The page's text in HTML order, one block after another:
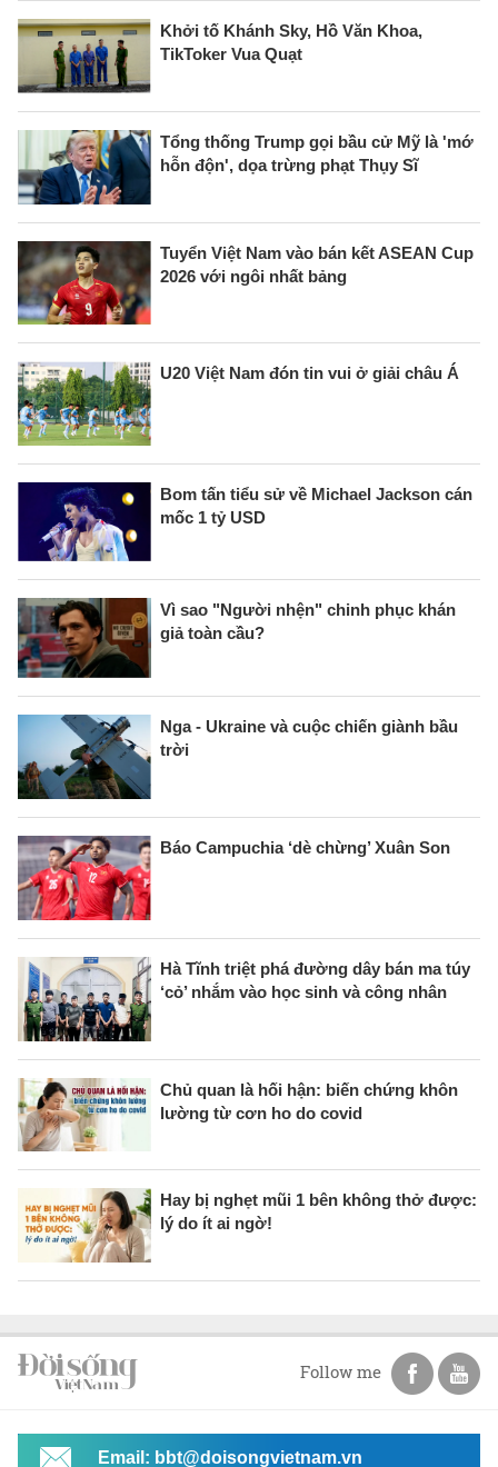
Khởi tố Khánh Sky, Hồ Văn Khoa,
TikToker Vua Quạt
Tổng thống Trump gọi bầu cử Mỹ là 'mớ
hỗn độn', dọa trừng phạt Thụy Sĩ
Tuyển Việt Nam vào bán kết ASEAN Cup
2026 với ngôi nhất bảng
U20 Việt Nam đón tin vui ở giải châu Á
Bom tấn tiểu sử về Michael Jackson cán
mốc 1 tỷ USD
Vì sao "Người nhện" chinh phục khán
giả toàn cầu?
Nga - Ukraine và cuộc chiến giành bầu
trời
Báo Campuchia ‘dè chừng’ Xuân Son
Hà Tĩnh triệt phá đường dây bán ma túy
‘cỏ’ nhắm vào học sinh và công nhân
Chủ quan là hối hận: biến chứng khôn
lường từ cơn ho do covid
Hay bị nghẹt mũi 1 bên không thở được:
lý do ít ai ngờ!
Follow me
Email: bbt@doisongvietnam.vn